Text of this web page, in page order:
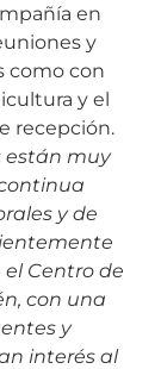
en
y
como con
y el
recepción.
están muy
y de
Centro de
con una
y
interés al